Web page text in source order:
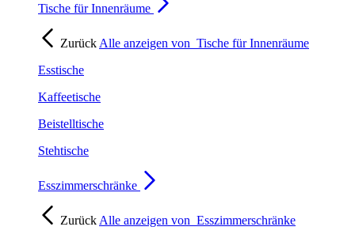
Tische für Innenräume
Zurück Alle anzeigen von Tische für Innenräume
Esstische
Kaffeetische
Beistelltische
Stehtische
Esszimmerschränke
Zurück Alle anzeigen von Esszimmerschränke